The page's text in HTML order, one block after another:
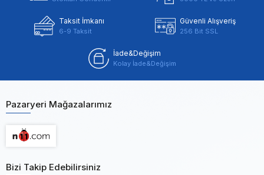
Taksit İmkanı
6-9 Taksit
Güvenli Alışveriş
256 Bit SSL
İade&Değişim
Kolay İade&Değişim
Pazaryeri Mağazalarımız
Bizi Takip Edebilirsiniz